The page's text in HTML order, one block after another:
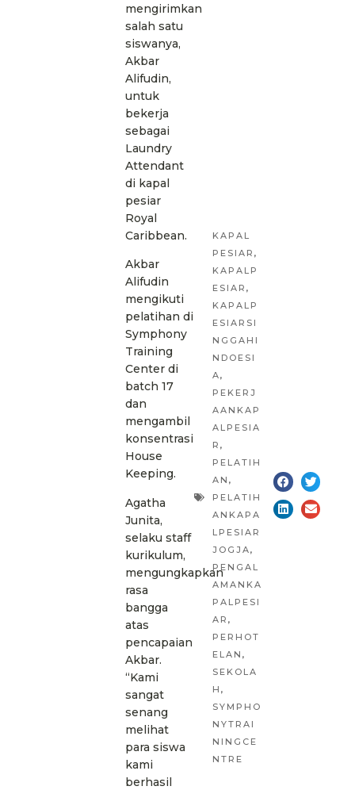
mengirimkan
salah satu
siswanya,
Akbar
Alifudin,
untuk
bekerja
sebagai
Laundry
Attendant
di kapal
pesiar
Royal
Caribbean.
Akbar
Alifudin
mengikuti
pelatihan di
Symphony
Training
Center di
batch 17
dan
mengambil
konsentrasi
House
Keeping.
Agatha
Junita,
selaku staff
kurikulum,
mengungkapkan
rasa
bangga
atas
pencapaian
Akbar.
“Kami
sangat
senang
melihat
para siswa
kami
berhasil
KAPAL
PESIAR ,
KAPALP
ESIAR ,
KAPALP
ESIARSI
NGGAHI
NDOESI
A,
PEKERJ
AANKAP
ALPESIA
R ,
PELATIH
AN ,
PELATIH
ANKAPA
LPESIAR
JOGJA,
PENGAL
AMANKA
PALPESI
AR ,
PERHOT
ELAN ,
SEKOLA
H ,
SYMPHO
NYTRAI
NINGCE
NTRE